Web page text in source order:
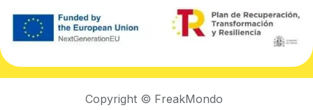
Copyright © FreakMondo